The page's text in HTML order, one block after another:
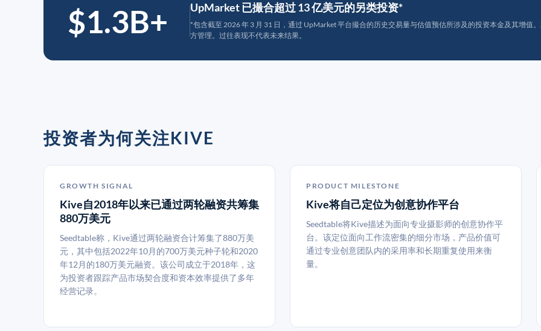
$1.3B+ UpMarket 已撮合超过 13 亿美元的另类投资*
*包含截至 2026 年 3 月 31 日，通过 UpMarket 平台撮合的历史交易量与估值预估所涉及的投资本金及其增值
方管理。过往表现不代表未来结果。
投资者为何关注KIVE
GROWTH SIGNAL
Kive自2018年以来已通过两轮融资共筹集
880万美元
Seedtable称，Kive通过两轮融资合计筹集了880万美
元，其中包括2022年10月的700万美元种子轮和2020
年12月的180万美元融资。该公司成立于2018年，这
为投资者跟踪产品市场契合度和资本效率提供了多年
经营记录。
PRODUCT MILESTONE
Kive将自己定位为创意协作平台
Seedtable将Kive描述为面向专业摄影师的创意协作平
台。该定位面向工作流密集的细分市场，产品价值可
通过专业创意团队内的采用率和长期重复使用来衡
量。